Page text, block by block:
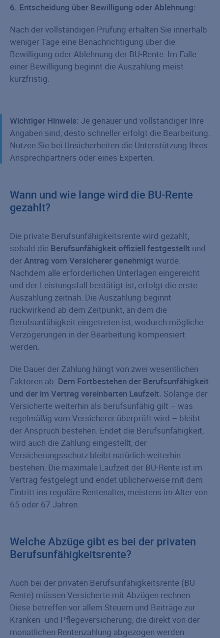
6. Entscheidung über Bewilligung oder Ablehnung:
Nach der vollständigen Prüfung erhalten Sie innerhalb
weniger Tage eine Benachrichtigung über die
Bewilligung oder Ablehnung der BU-Rente. Im Falle
einer Bewilligung beginnt die Auszahlung meist
kurzfristig.
Wichtiger Hinweis: Je genauer und vollständiger Ihre
Angaben sind, desto schneller erfolgt die Bearbeitung.
Nutzen Sie bei Unsicherheiten die Unterstützung Ihres
Ansprechpartners oder eines Experten.
Wann und wie lange wird die BU-Rente
gezahlt?
Die private Berufsunfähigkeitsrente wird gezahlt,
sobald die Berufsunfähigkeit offiziell festgestellt und
derAntrag vom Versicherer genehmigt wurde.
Nachdem alle erforderlichen Unterlagen eingereicht
und der Leistungsfall bestätigt ist, erfolgt die erste
Auszahlung zeitnah. Die Auszahlung beginnt
rückwirkend ab dem Zeitpunkt, an dem die
Berufsunfähigkeit eingetreten ist, wodurch mögliche
Verzögerungen in der Bearbeitung kompensiert
werden.
Die Dauer der Zahlung hängt von zwei wesentlichen
Faktoren ab: Dem Fortbestehen der Berufsunfähigkeit
und der im Vertrag vereinbarten Laufzeit. Solange der
Versicherte weiterhin als berufsunfähig gilt – was
regelmäßig vom Versicherer überprüft wird – bleibt
der Anspruch bestehen. Endet die Berufsunfähigkeit,
wird auch die Zahlung eingestellt, der
Versicherungsschutz bleibt natürlich weiterhin
bestehen. Die maximale Laufzeit der BU-Rente ist im
Vertrag festgelegt und endet üblicherweise mit dem
Eintritt ins reguläre Rentenalter, meistens im Alter von
65 oder 67 Jahren.
Welche Abzüge gibt es bei der privaten
Berufsunfähigkeitsrente?
Auch bei der privaten Berufsunfähigkeitsrente (BU-
Rente) müssen Versicherte mit Abzügen rechnen.
Diese betreffen vor allem Steuern und Beiträge zur
Kranken- und Pflegeversicherung, die direkt von der
monatlichen Rentenzahlung abgezogen werden